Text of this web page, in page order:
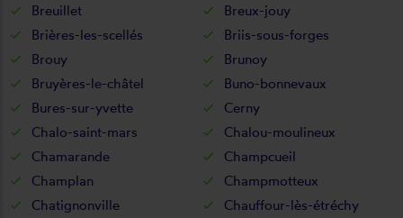
Breuillet
Breux-jouy
Brières-les-scellés
Briis-sous-forges
Brouy
Brunoy
Bruyères-le-châtel
Buno-bonnevaux
Bures-sur-yvette
Cerny
Chalo-saint-mars
Chalou-moulineux
Chamarande
Champcueil
Champlan
Champmotteux
Chatignonville
Chauffour-lès-étréchy